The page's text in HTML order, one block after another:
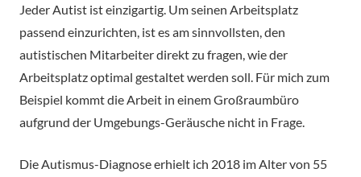
Jeder Autist ist einzigartig. Um seinen Arbeitsplatz
passend einzurichten, ist es am sinnvollsten, den
autistischen Mitarbeiter direkt zu fragen, wie der
Arbeitsplatz optimal gestaltet werden soll. Für mich zum
Beispiel kommt die Arbeit in einem Großraumbüro
aufgrund der Umgebungs-Geräusche nicht in Frage.
Die Autismus-Diagnose erhielt ich 2018 im Alter von 55